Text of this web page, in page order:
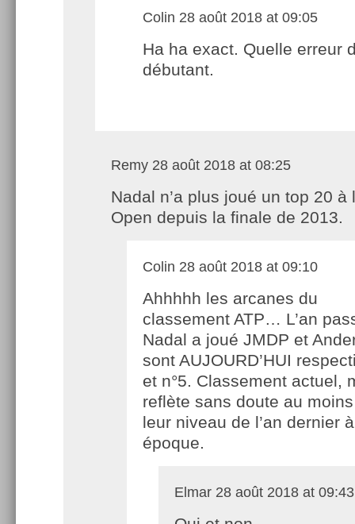
Colin 28 août 2018 at 09:05
Ha ha exact. Quelle erreur
débutant.
Remy 28 août 2018 at 08:25
Nadal n’a plus joué un top 20 à
Open depuis la finale de 2013.
Colin 28 août 2018 at 09:10
Ahhhhh les arcanes du
classement ATP… L’an
Nadal a joué JMDP et
sont AUJOURD’HUI
et n°5. Classement actuel,
reflète sans doute au
leur niveau de l’an dernier
époque.
Elmar 28 août 2018 at 09:43